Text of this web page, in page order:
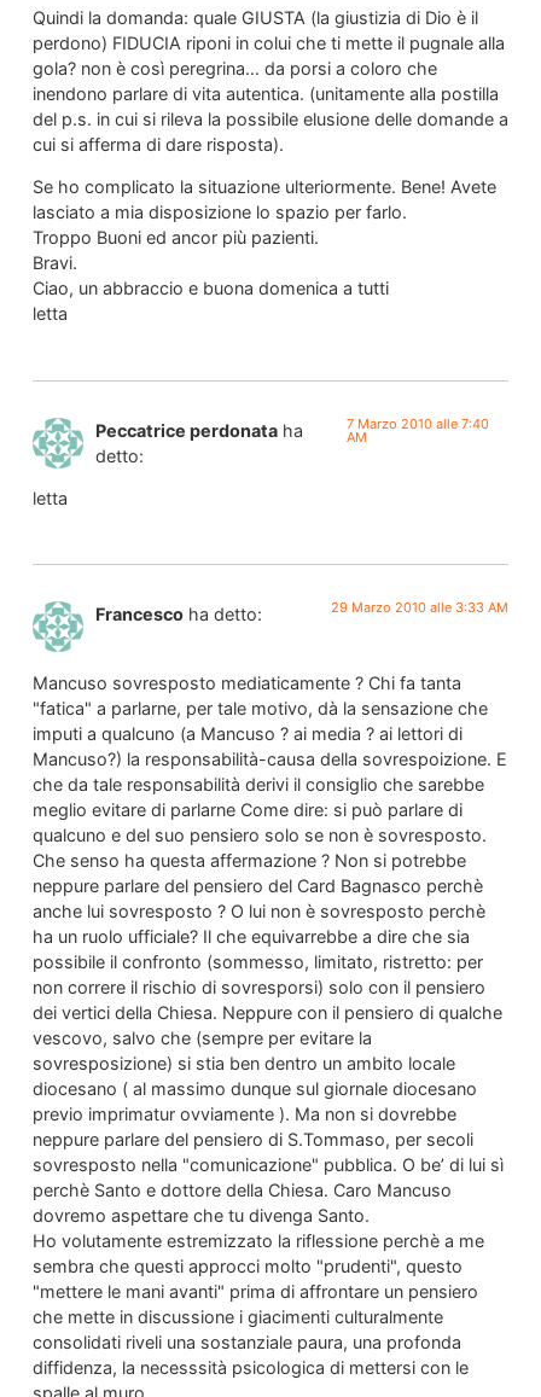
Quindi la domanda: quale GIUSTA (la giustizia di Dio è il
perdono) FIDUCIA riponi in colui che ti mette il pugnale alla
gola? non è così peregrina… da porsi a coloro che
inendono parlare di vita autentica. (unitamente alla postilla
del p.s. in cui si rileva la possibile elusione delle domande a
cui si afferma di dare risposta).
Se ho complicato la situazione ulteriormente. Bene! Avete
lasciato a mia disposizione lo spazio per farlo.
Troppo Buoni ed ancor più pazienti.
Bravi.
Ciao, un abbraccio e buona domenica a tutti
letta
Peccatrice perdonata ha
detto:
7 Marzo 2010 alle 7:40
AM
letta
Francesco ha detto: 29 Marzo 2010 alle 3:33 AM
Mancuso sovresposto mediaticamente ? Chi fa tanta
"fatica" a parlarne, per tale motivo, dà la sensazione che
imputi a qualcuno (a Mancuso ? ai media ? ai lettori di
Mancuso?) la responsabilità-causa della sovrespoizione. E
che da tale responsabilità derivi il consiglio che sarebbe
meglio evitare di parlarne Come dire: si può parlare di
qualcuno e del suo pensiero solo se non è sovresposto.
Che senso ha questa affermazione ? Non si potrebbe
neppure parlare del pensiero del Card Bagnasco perchè
anche lui sovresposto ? O lui non è sovresposto perchè
ha un ruolo ufficiale? Il che equivarrebbe a dire che sia
possibile il confronto (sommesso, limitato, ristretto: per
non correre il rischio di sovresporsi) solo con il pensiero
dei vertici della Chiesa. Neppure con il pensiero di qualche
vescovo, salvo che (sempre per evitare la
sovresposizione) si stia ben dentro un ambito locale
diocesano ( al massimo dunque sul giornale diocesano
previo imprimatur ovviamente ). Ma non si dovrebbe
neppure parlare del pensiero di S.Tommaso, per secoli
sovresposto nella "comunicazione" pubblica. O be’ di lui sì
perchè Santo e dottore della Chiesa. Caro Mancuso
dovremo aspettare che tu divenga Santo.
Ho volutamente estremizzato la riflessione perchè a me
sembra che questi approcci molto "prudenti", questo
"mettere le mani avanti" prima di affrontare un pensiero
che mette in discussione i giacimenti culturalmente
consolidati riveli una sostanziale paura, una profonda
diffidenza, la necesssità psicologica di mettersi con le
spalle al muro.